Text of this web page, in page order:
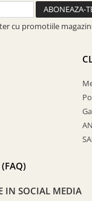
cu promotiile
(FAQ)
IN SOCIAL MEDIA